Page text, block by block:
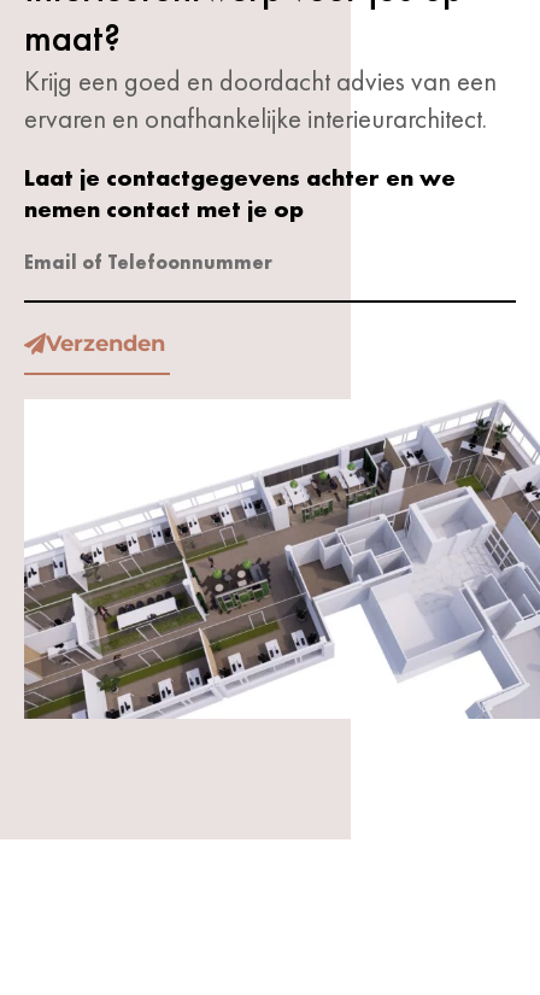
maat?
Krijg een goed en doordacht advies van een
ervaren en onafhankelijke interieurarchitect.
Laat je contactgegevens achter en we
nemen contact met je op
Verzenden